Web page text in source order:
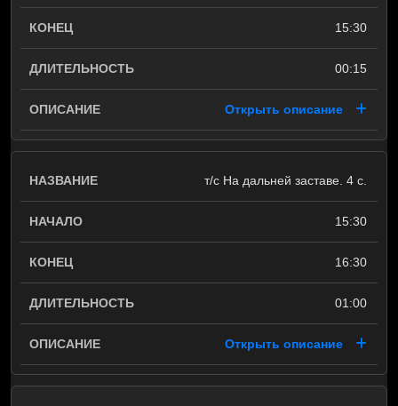
15:30
00:15
Открыть описание
т/с На дальней заставе. 4 с.
15:30
16:30
01:00
Открыть описание